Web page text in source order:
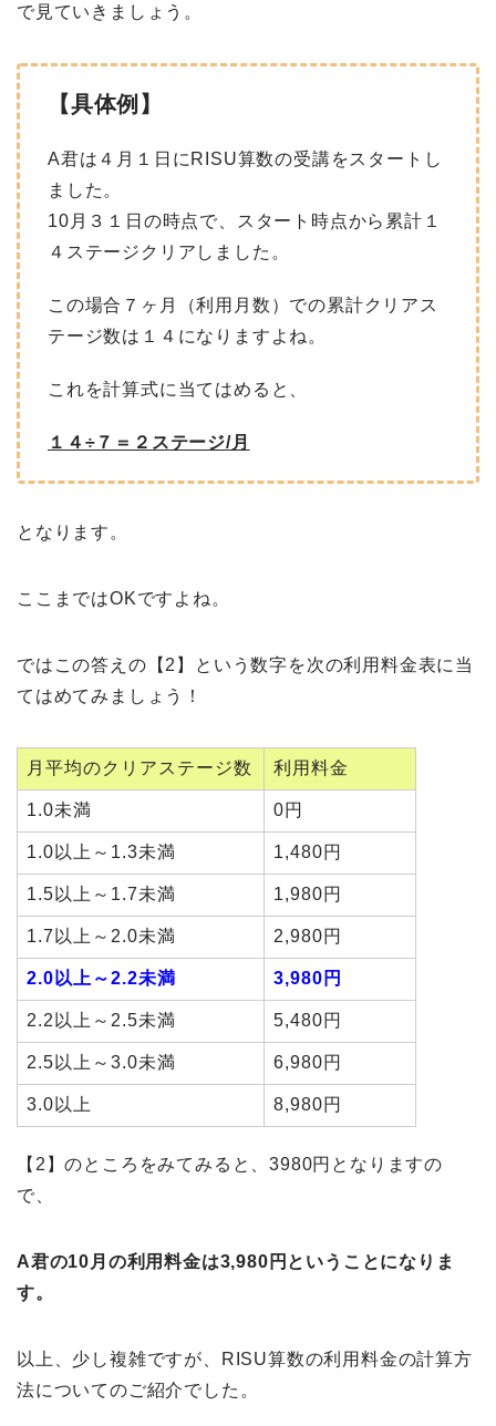
で見ていきましょう。
【具体例】
A君は４月１日にRISU算数の受講をスタートし
ました。
10月３１日の時点で、スタート時点から累計１
４ステージクリアしました。
この場合７ヶ月（利用月数）での累計クリアス
テージ数は１４になりますよね。
これを計算式に当てはめると、
１４÷７＝２ステージ/月
となります。
ここまではOKですよね。
ではこの答えの【2】という数字を次の利用料金表に当
てはめてみましょう！
月平均のクリアステージ数 利用料金
1.0未満 0円
1.0以上～1.3未満 1,480円
1.5以上～1.7未満 1,980円
1.7以上～2.0未満 2,980円
2.0以上～2.2未満 3,980円
2.2以上～2.5未満 5,480円
2.5以上～3.0未満 6,980円
3.0以上 8,980円
【2】のところをみてみると、3980円となりますの
で、
A君の10月の利用料金は3,980円ということになりま
す。
以上、少し複雑ですが、RISU算数の利用料金の計算方
法についてのご紹介でした。